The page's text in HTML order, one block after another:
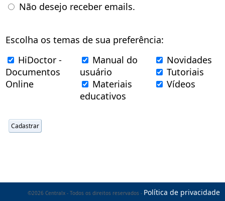
Não desejo receber emails.
Escolha os temas de sua preferência:
HiDoctor -
Documentos
Online
Manual do
usuário
Materiais
educativos
Novidades
Tutoriais
Vídeos
©2026 Centralx - Todos os direitos reservados - Política de privacidade